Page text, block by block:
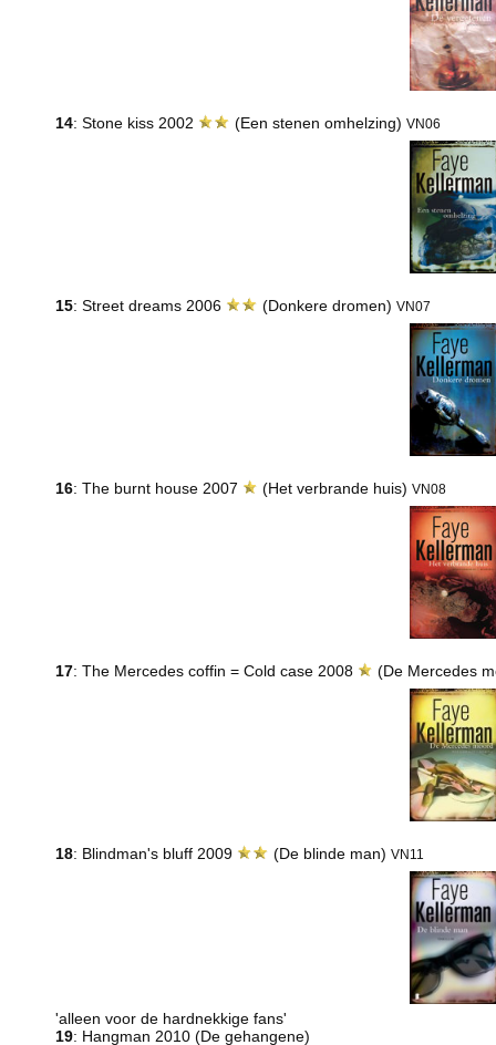
14: Stone kiss 2002 (Een stenen omhelzing) VN06
15: Street dreams 2006 (Donkere dromen) VN07
16: The burnt house 2007 (Het verbrande huis)VN08
17: The Mercedes coffin = Cold case 2008 (De Mercedes
18: Blindman's bluff 2009 (De blinde man) VN11
'alleen voor de hardnekkige fans'
19: Hangman 2010 (De gehangene)